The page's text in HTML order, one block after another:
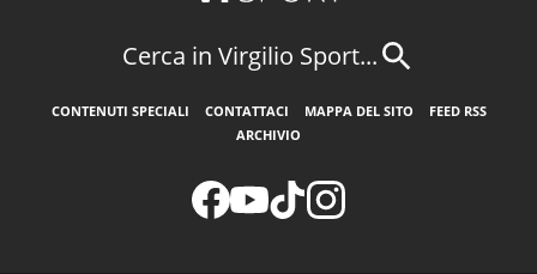
Cerca in Virgilio Sport...
CONTENUTI SPECIALI CONTATTACI MAPPA DEL SITO
FEED RSS
ARCHIVIO